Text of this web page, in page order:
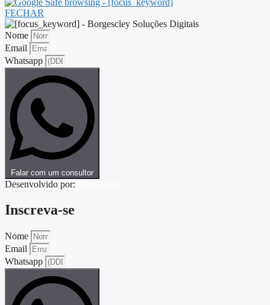
FECHAR
Nome
Email
Whatsapp
Falar com um consultor
Desenvolvido por:
Inscreva-se
Nome
Email
Whatsapp